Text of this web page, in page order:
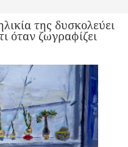
της δυσκολεύει
όταν ζωγραφίζει